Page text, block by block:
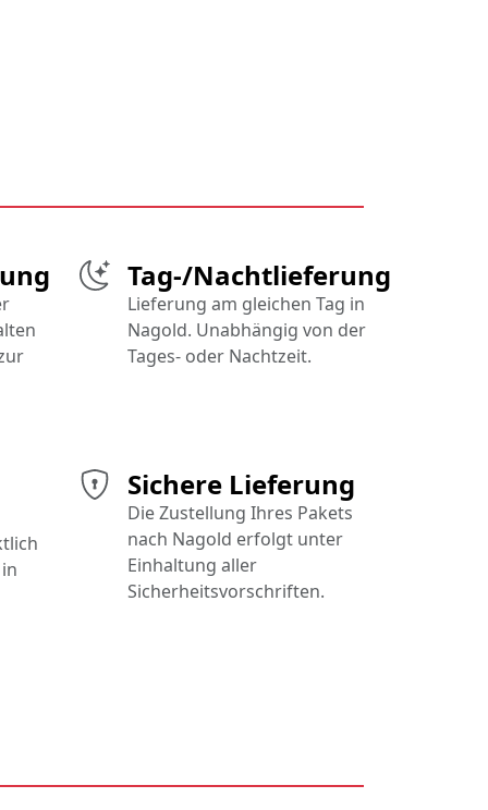
Sichere Lieferung
Die Zustellung Ihres Pakets
nach Nagold erfolgt unter
Einhaltung aller
Sicherheitsvorschriften.
Tag-/Nachtlieferung
Lieferung am gleichen Tag in
Nagold. Unabhängig von der
Tages- oder Nachtzeit.